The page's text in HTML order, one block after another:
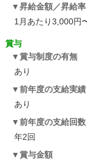
昇給金額／昇給率
1月あたり3,000円
賞与
賞与制度の有無
あり
前年度の支給実績
あり
前年度の支給回数
年2回
賞与金額